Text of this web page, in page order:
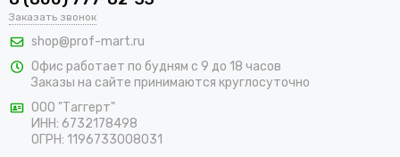
составит труда подобрать подходящие товары, среди
которых адаптеры для противоаэрозольных фильтров,
держатели для предфильтров, готовые комплекты,
изолирующие полумаски, панорамные маски и другие СИЗ.
регионам России в самые короткие сроки.
Заказать звонок
shop@prof-mart.ru
Офис работает по будням с 9 до 18 часов
Заказы на сайте принимаются круглосуточно
ООО "Таггерт"
ИНН: 6732178498
ОГРН: 1196733008031